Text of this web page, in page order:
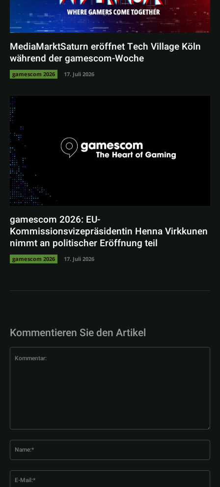
MediaMarktSaturn eröffnet Tech Village Köln
während der gamescom-Woche
gamescom 2026 17. Juli 2026
gamescom 2026: EU-
Kommissionsvizepräsidentin Henna Virkkunen
nimmt an politischer Eröffnung teil
gamescom 2026 17. Juli 2026
Kommentieren Sie den Artikel